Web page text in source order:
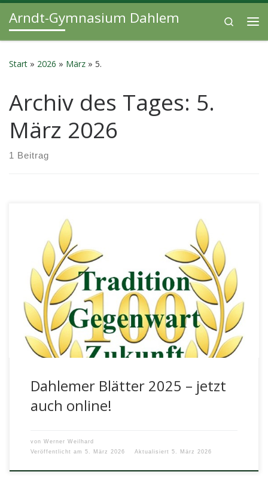
Zum Inhalt springen
Arndt-Gymnasium Dahlem
Search
Start » 2026 » März » 5.
Archiv des Tages: 5.
März 2026
1 Beitrag
Die Ausgabe 2025 kann – zusammen mit einem Update
zum Archiv – ab heute wieder auf der Webseite der Alten
[…]
Dahlemer Blätter 2025 – jetzt
auch online!
von Werner Weilhard
Veröffentlicht am 5. März 2026 Aktualisiert 5. März 2026